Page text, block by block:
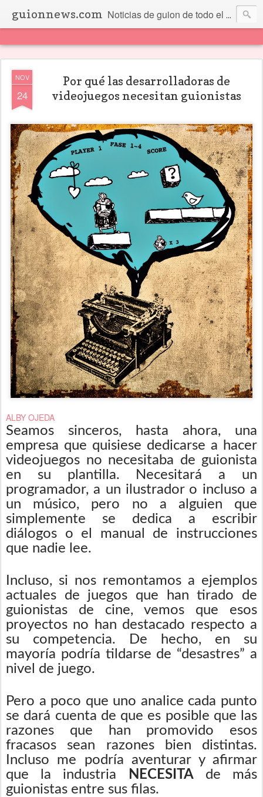
guionnews.com Noticias de guion de todo el mundo... Y más.
NOV
24
Por qué las desarrolladoras de
videojuegos necesitan guionistas
ALBY OJEDA
Seamos sinceros, hasta ahora, una
empresa que quisiese dedicarse a hacer
videojuegos no necesitaba de guionista
en su plantilla. Necesitará a un
programador, a un ilustrador o incluso a
un músico, pero no a alguien que
simplemente se dedica a escribir
diálogos o el manual de instrucciones
que nadie lee.
Incluso, si nos remontamos a ejemplos
actuales de juegos que han tirado de
guionistas de cine, vemos que esos
proyectos no han destacado respecto a
su competencia. De hecho, en su
mayoría podría tildarse de “desastres” a
nivel de juego.
Pero a poco que uno analice cada punto
se dará cuenta de que es posible que las
razones que han promovido esos
fracasos sean razones bien distintas.
Incluso me podría aventurar y afirmar
que la industria
NECESITAde más
guionistas entre sus filas.